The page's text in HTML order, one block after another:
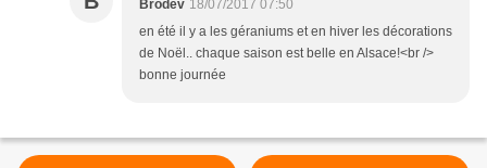
Brodev 18/07/2017 07:50
en été il y a les géraniums et en hiver les décorations
de Noël.. chaque saison est belle en Alsace!<br />
bonne journée